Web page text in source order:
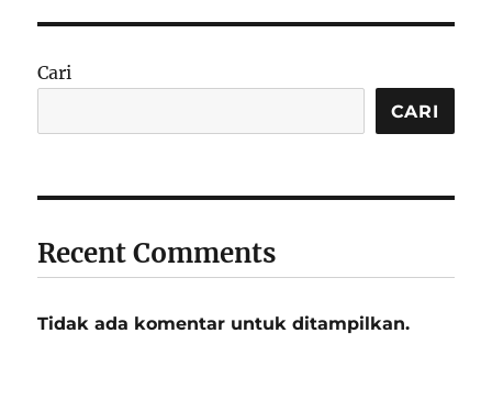
Cari
CARI
Recent Comments
Tidak ada komentar untuk ditampilkan.